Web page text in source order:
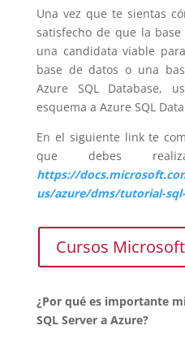
Una vez que te sientas
satisfecho de que la
una candidata viable
base de datos o una
Azure SQL Database,
esquema a Azure SQL
En el siguiente link te
que debes
https://
us/azure/dms/tutorial-
Cursos
¿Por qué es importante
SQL Server a Azure?